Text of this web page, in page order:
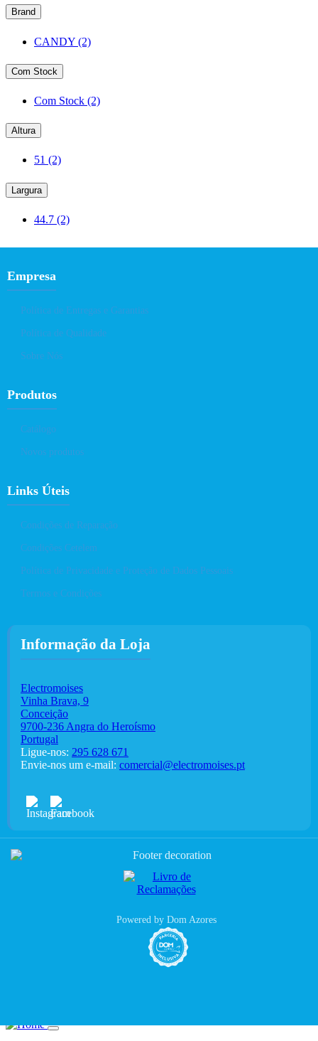
Brand
CANDY (2)
Com Stock
Com Stock (2)
Altura
51 (2)
Largura
44.7 (2)
Empresa
Política de Entregas e Garantias
Política de Qualidade
Sobre Nós
Produtos
Catálogo
Novos produtos
Links Úteis
Condições de Reparação
Condições Cetelem
Política de Privacidade e Proteção de Dados Pessoais
Termos e Condições
Informação da Loja
Electromoises
Vinha Brava, 9
Conceição
9700-236 Angra do Heroísmo
Portugal
Ligue-nos: 295 628 671
Envie-nos um e-mail: comercial@electromoises.pt
Powered by Dom Azores